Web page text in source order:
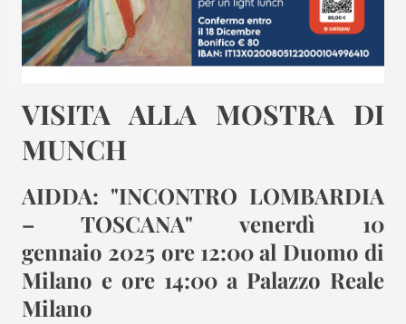
VISITA ALLA MOSTRA DI
MUNCH
AIDDA: "INCONTRO LOMBARDIA
– TOSCANA" venerdì 10
gennaio 2025 ore 12:00 al Duomo di
Milano e ore 14:00 a Palazzo Reale
Milano